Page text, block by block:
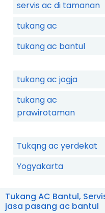
servis ac di tamanan
tukang ac
tukang ac bantul
tukang ac jogja
tukang ac
prawirotaman
Tukqng ac yerdekat
Yogyakarta
Tukang AC Bantul,
jasa pasang ac bantul